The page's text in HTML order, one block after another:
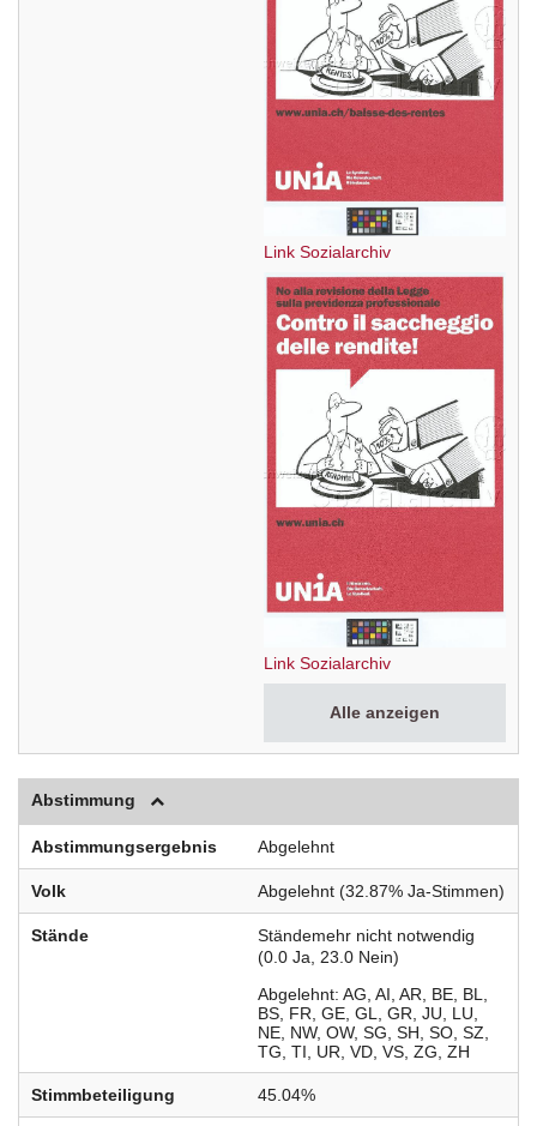
Link Sozialarchiv
Link Sozialarchiv
Alle anzeigen
Abstimmung
Abstimmungsergebnis Abgelehnt
Volk Abgelehnt (32.87% Ja-Stimmen)
Stände
Ständemehr nicht notwendig
(0.0 Ja, 23.0 Nein)
Abgelehnt AG AI AR BE BL
BS FR GE GL GR JU
LU
NE NW OW SG SH SO SZ
TG TI UR VD VS ZG ZH
Stimmbeteiligung 45.04%